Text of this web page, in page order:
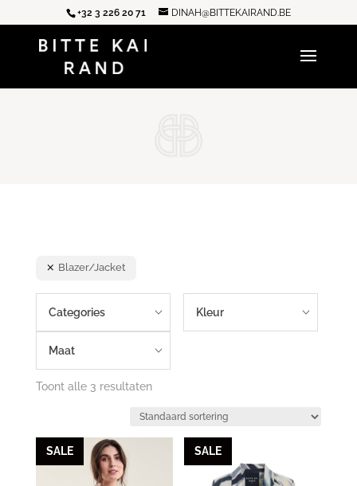
+32 3 226 20 71 DINAH@BITTEKAIRAND.BE
Blazer/Jacket
Categories Kleur
Maat
Toont alle 3 resultaten
SALE SALE